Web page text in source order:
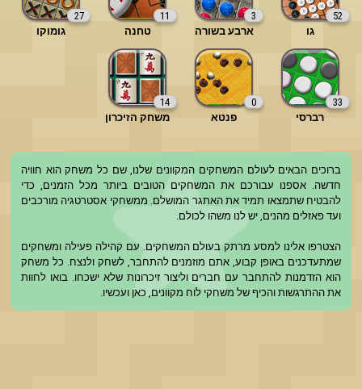
52
גו
3
ארבע בשורה
11
טחנה
27
גומוקו
33
רברסי
0
פנטא
14
משחק הזיכרון
את ההתרגשות והכיף של משחקי לוח מקוונים, כאן ועכשיו.